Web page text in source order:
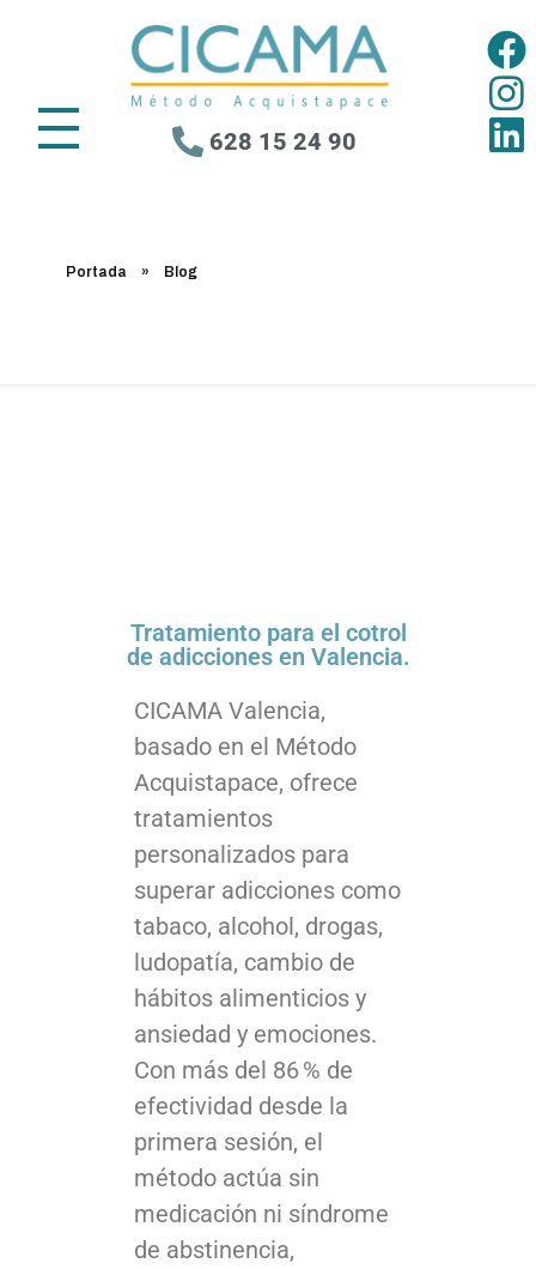
628 15 24 90
Portada » Blog
Tratamiento para el cotrol
de adicciones en Valencia.
CICAMA Valencia,
basado en el Método
Acquistapace, ofrece
tratamientos
personalizados para
superar adicciones como
tabaco, alcohol, drogas,
ludopatía, cambio de
hábitos alimenticios y
ansiedad y emociones.
Con más del 86 % de
efectividad desde la
primera sesión, el
método actúa sin
medicación ni síndrome
de abstinencia,